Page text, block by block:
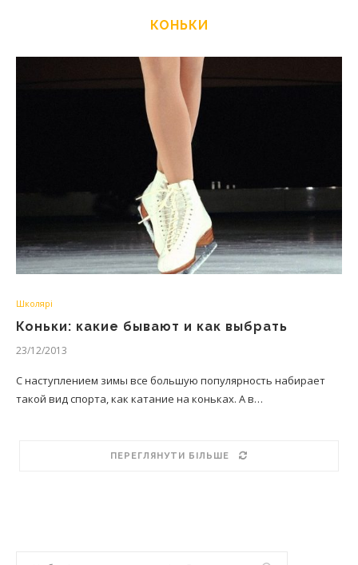
КОНЬКИ
Школярі
Коньки: какие бывают и как выбрать
23/12/2013
С наступлением зимы все большую популярность набирает
такой вид спорта, как катание на коньках. А в…
ПЕРЕГЛЯНУТИ БІЛЬШЕ